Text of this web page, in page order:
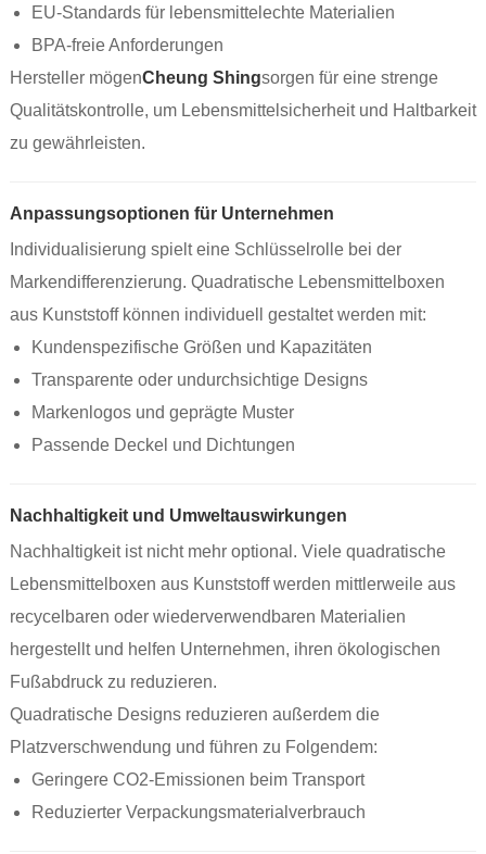
EU-Standards für lebensmittelechte Materialien
BPA-freie Anforderungen
Hersteller mögenCheung Shingsorgen für eine strenge
Qualitätskontrolle, um Lebensmittelsicherheit und Haltbarkeit
zu gewährleisten.
Anpassungsoptionen für Unternehmen
Individualisierung spielt eine Schlüsselrolle bei der
Markendifferenzierung. Quadratische Lebensmittelboxen
aus Kunststoff können individuell gestaltet werden mit:
Kundenspezifische Größen und Kapazitäten
Transparente oder undurchsichtige Designs
Markenlogos und geprägte Muster
Passende Deckel und Dichtungen
Nachhaltigkeit und Umweltauswirkungen
Nachhaltigkeit ist nicht mehr optional. Viele quadratische
Lebensmittelboxen aus Kunststoff werden mittlerweile aus
recycelbaren oder wiederverwendbaren Materialien
hergestellt und helfen Unternehmen, ihren ökologischen
Fußabdruck zu reduzieren.
Quadratische Designs reduzieren außerdem die
Platzverschwendung und führen zu Folgendem:
Geringere CO2-Emissionen beim Transport
Reduzierter Verpackungsmaterialverbrauch